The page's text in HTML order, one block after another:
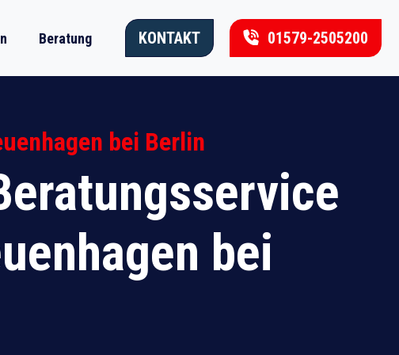
Beratung KONTAKT 01579-2505200
bei Berlin
bei